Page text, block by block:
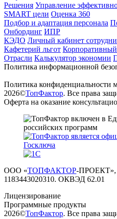
Решения Управление
SMART цели Оценка 360
Подбор и адаптация персонала
Онбординг ИПР
КЭДО Личный кабинет
Кафетерий льгот
Отрасли Калькулятор экономии
Политика информационной
Политика конфиденциальности
2026©ТопФактор. Все права
Оферта на оказание
ООО «ТОПФАКТОР-ПРОЕКТ»,
1183443020310. ОКВЭД 62.01
Лицензирование
Программные продукты
2026©ТопФактор. Все права